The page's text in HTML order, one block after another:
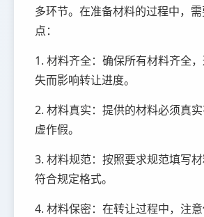
多环节。在准备材料的过程中，
点：
1. 材料齐全：确保所有材料齐全
失而影响转让进度。
2. 材料真实：提供的材料必须真
虚作假。
3. 材料规范：按照要求规范填写
符合规定格式。
4. 材料保密：在转让过程中，注